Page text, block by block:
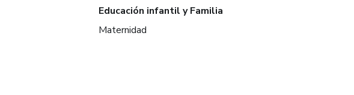
Educación infantil y Familia
Maternidad